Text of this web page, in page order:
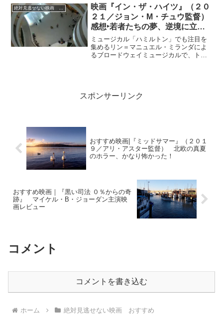
しい名前です。どちらもイギリス出身の
魅力的な俳優です。「ホランダー」は数
多くの名作に名脇役と出演されることが
多く、何故か一目見たら忘れられない抜
群の演技力・存在感があります。彼の魅
力溢れる１０作品をご紹介します。まだ
御覧ではない作品があれば、是非、次回
観賞の参考にしてみてください。
絶対見逃せない映画 おすすめ
映画『イン・ザ・ハイツ』（２０
２１／ジョン・M・チュウ監督）
感想‣若者たちの夢、逆境に立ち
向かう人々の絆を熱く描き出すミ
ュージカル映画
ミュージカル「ハミルトン」でも注目を
集めるリン＝マニュエル・ミランダによ
るブロードウェイミュージカルで、トニ
スポンサーリンク
おすすめ映画|『ミッドサマー』（２０１
９／アリ・アスター監督） 北欧の真夏
のホラー、かなり怖かった！
おすすめ映画｜『黒い司法 ０％からの奇
跡』 マイケル・B・ジョーダン主演映
画レビュー
コメント
コメントを書き込む
ホーム 絶対見逃せない映画 おすすめ